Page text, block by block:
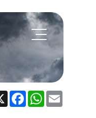
X FacebookWhatsApp